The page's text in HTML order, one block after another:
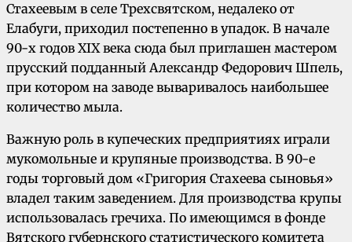
Стахеевым в селе Трехсвятском, недалеко от
Елабуги, приходил постепенно в упадок. В на­чале
90-х годов XIX века сюда был приглашен мастером
прусский подданный Александр Федо­рович Шпель,
при котором на заводе выварива­лось наибольшее
количество мыла.
Важную роль в купеческих предприятиях играли
мукомольные и крупяные производства. В 90-е
годы торговый дом «Григория Стахеева сыновья»
владел таким заведением. Для произ­водства крупы
использовалась гречиха. По имеющимся в фонде
Вятского губернского ста­тистического комитета